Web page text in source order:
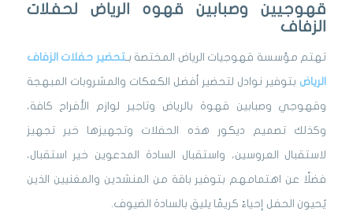
قهوجيين وصبابين قهوه الرياض لحفلات
الزفاف
تهتم مؤسسة قهوجيات الرياض المختصة بـتحضير حفلات الزفاف
الرياض بتوفير نوادل لتحضير أفضل الكعكات والمشروبات المبهجة
وقهوجي وصبابين قهوة بالرياض وتاجير لوازم الأفراح كافة،
وكذلك تصميم ديكور هذه الحفلات وتجهيزها خير تجهيز
لاستقبال العروسين، واستقبال السادة المدعوين خير استقبال،
فضلًا عن اهتمامهم بتوفير باقة من المنشدين والمغنيين الذين
يُحيون الحفل إحياءً كريمًا يليق بالسادة الضيوف.